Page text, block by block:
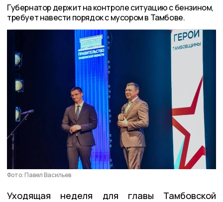
Губернатор держит на контроле ситуацию с бензином,
требует навести порядок с мусором в Тамбове.
Фото: Павел Васильев
Уходящая неделя для главы Тамбовской